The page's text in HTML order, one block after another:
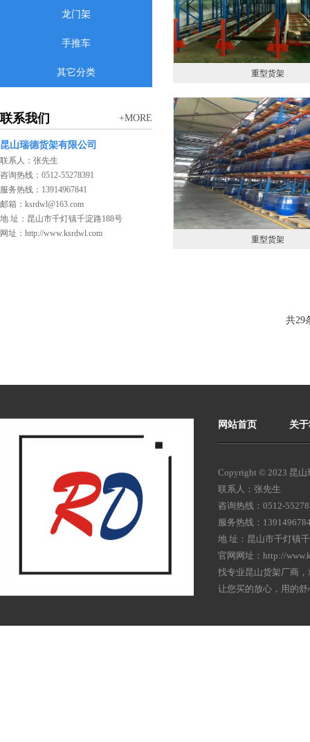
龙门架
手推车
其它分类
联系我们 +MORE
昆山瑞德货架有限公司
联系人：张先生
咨询热线：0512-55278391
服务热线：13914967841
邮箱：ksrdwl@163.com
地 址：昆山市千灯镇千淀路188号
网址：http://www.ksrdwl.com
重型货架
重型货架
共29
网站首页 关
Copyright © 2023 昆
联系人：张先生
咨询热线：0512-
服务热线：
地 址：昆山市千灯镇
官网网址：http://
找专业昆山货架厂商
让您买的放心，用的